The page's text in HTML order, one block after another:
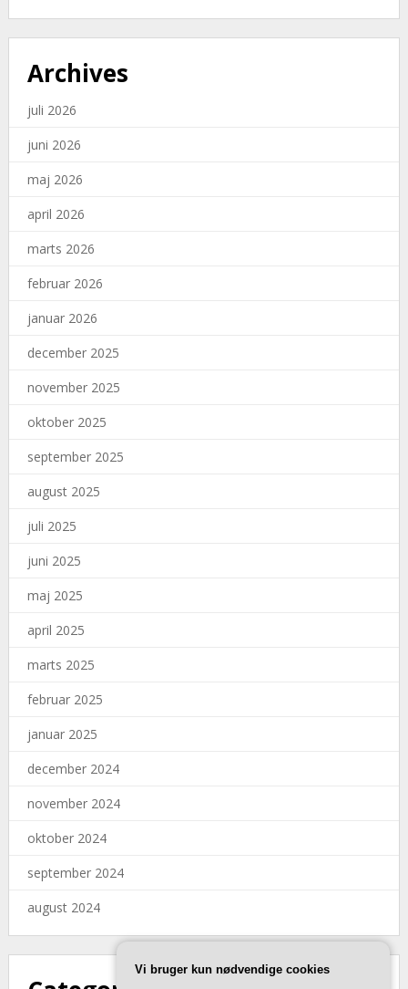
Archives
juli 2026
juni 2026
maj 2026
april 2026
marts 2026
februar 2026
januar 2026
december 2025
november 2025
oktober 2025
september 2025
august 2025
juli 2025
juni 2025
maj 2025
april 2025
marts 2025
februar 2025
januar 2025
december 2024
november 2024
oktober 2024
september 2024
august 2024
Vi bruger kun nødvendige cookies